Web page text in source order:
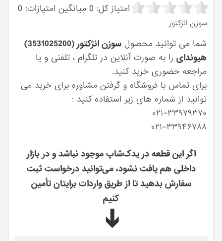
امتیاز کل: 0 میانگین امتیازات: 0
سوزن انژكتور
شما می توانید محصول
سوزن انژكتور (3531025200)
هیوندای را به صورت آنلاین در تلگرام ، تلفنی و یا
مراجعه حضوری خرید کنید.
برای تماس با فروشگاه و گرفتن مشاوره برای خرید می
توانید از شماره های زیر استفاده کنید :
۰۲۱-۳۳۹۷۹۳۷۰
۰۲۱-۳۳۹۴۶۷۸۸
اگر این قطعه در یدک‌شاپ موجود نباشد و در بازار
داخلی هم یافت نشود، می‌توانید درخواست ثبت
سفارش بدهید تا از طریق واردات برایتان تأمین
کنیم
➔